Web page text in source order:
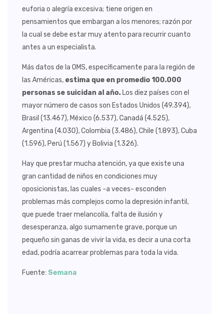
euforia o alegría excesiva; tiene origen en
pensamientos que embargan a los menores; razón por
la cual se debe estar muy atento para recurrir cuanto
antes a un especialista.
Más datos de la OMS, específicamente para la región de
las Américas, estima que en promedio 100.000
personas se suicidan al año. Los diez países con el
mayor número de casos son Estados Unidos (49.394),
Brasil (13.467), México (6.537), Canadá (4.525),
Argentina (4.030), Colombia (3.486), Chile (1.893), Cuba
(1.596), Perú (1.567) y Bolivia (1.326).
Hay que prestar mucha atención, ya que existe una
gran cantidad de niños en condiciones muy
oposicionistas, las cuales -a veces- esconden
problemas más complejos como la depresión infantil,
que puede traer melancolía, falta de ilusión y
desesperanza, algo sumamente grave, porque un
pequeño sin ganas de vivir la vida, es decir a una corta
edad, podría acarrear problemas para toda la vida.
Fuente: Semana